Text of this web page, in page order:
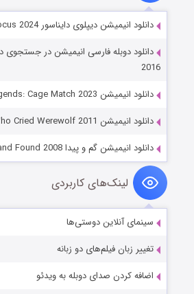
دانلود انیمیشن دیپلوی دایناسور Diplodocus 2024
2016
دانلود انیمیشن Mortal Kombat Legends: Cage Match 2023
دانلود انیمیشن The Pig Who Cried Werewolf 2011
دانلود انیمیشن گم و پیدا Lost and Found 2008
لینک‌های کاربردی
سینمای آنلاین دوستی‌ها
تغییر زبان فیلم‌های دو زبانه
اضافه کردن صدای دوبله به ویدئو